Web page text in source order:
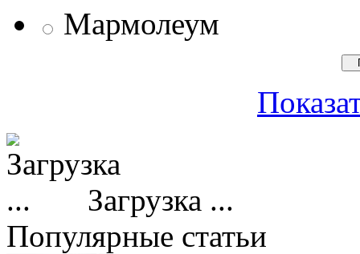
Мармолеум
Загрузка ...
Популярные статьи